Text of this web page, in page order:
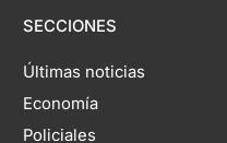
SECCIONES
Últimas noticias
Economía
Policiales